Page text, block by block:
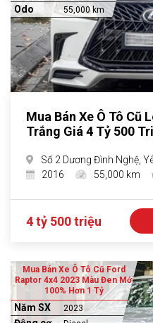
Odo 55,000 km
Mua Bán Xe Ô Tô Cũ
Trắng Giá 4 Tỷ 500
Số 2 Dương Đình Nghệ,
2016
55,000 km
4 tỷ 500 triệu
Mua Bán Xe Ô Tô Cũ Ford
Raptor 4x4 2023 Màu Đen Mới
100% Hơn 1 Tỷ
Năm SX 2023